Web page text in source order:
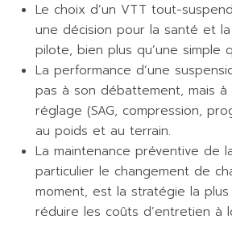
Le choix d’un VTT tout-
une décision pour la santé et
pilote, bien plus qu’une simple
La performance d’une
pas à son débattement, mais
réglage (SAG, compression,
au poids et au terrain.
La maintenance préventive de
particulier le changement de
moment, est la stratégie la
réduire les coûts d’entretien à